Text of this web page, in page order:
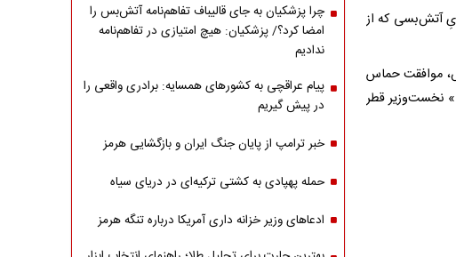
آتش‌بسی که از
موافقت حماس
نخست‌وزیر قطر
چرا پزشکیان به جای قالیباف تفاهم‌نامه آتش‌بس را
امضا کرد؟/ پزشکیان: هیچ امتیازی در تفاهم‌نامه
ندادیم
پیام عراقچی به کشورهای همسایه: برادری واقعی را
در پیش گیریم
خبر ترامپ از پایان جنگ ایران و بازگشایی هرمز
حمله پهپادی به کشتی ترکیه‌ای در دریای سیاه
ادعاهای وزیر خزانه داری آمریکا درباره تنگه هرمز